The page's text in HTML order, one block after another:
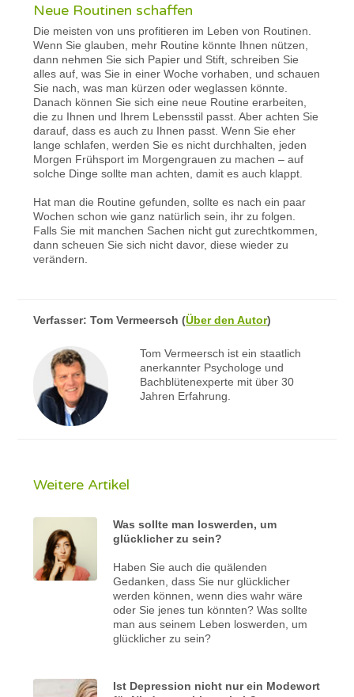
Neue Routinen schaffen
Die meisten von uns profitieren im Leben von Routinen.
Wenn Sie glauben, mehr Routine könnte Ihnen nützen,
dann nehmen Sie sich Papier und Stift, schreiben Sie
alles auf, was Sie in einer Woche vorhaben, und schauen
Sie nach, was man kürzen oder weglassen könnte.
Danach können Sie sich eine neue Routine erarbeiten,
die zu Ihnen und Ihrem Lebensstil passt. Aber achten Sie
darauf, dass es auch zu Ihnen passt. Wenn Sie eher
lange schlafen, werden Sie es nicht durchhalten, jeden
Morgen Frühsport im Morgengrauen zu machen – auf
solche Dinge sollte man achten, damit es auch klappt.
Hat man die Routine gefunden, sollte es nach ein paar
Wochen schon wie ganz natürlich sein, ihr zu folgen.
Falls Sie mit manchen Sachen nicht gut zurechtkommen,
dann scheuen Sie sich nicht davor, diese wieder zu
verändern.
Verfasser:Tom Vermeersch (Über den Autor)
Tom Vermeersch ist ein staatlich
anerkannter Psychologe und
Bachblütenexperte mit über 30
Jahren Erfahrung.
Weitere Artikel
Was sollte man loswerden, um
glücklicher zu sein?
Haben Sie auch die quälenden
Gedanken, dass Sie nur glücklicher
werden können, wenn dies wahr wäre
oder Sie jenes tun könnten? Was sollte
man aus seinem Leben loswerden, um
glücklicher zu sein?
Ist Depression nicht nur ein Modewort